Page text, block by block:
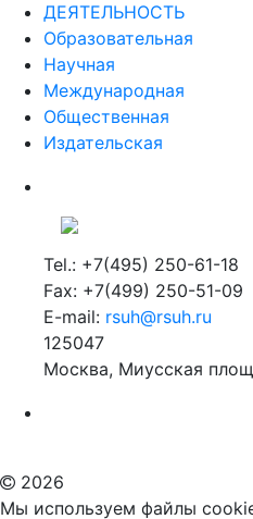
ДЕЯТЕЛЬНОСТЬ
Образовательная
Научная
Международная
Общественная
Издательская
Tel.: +7(495) 250-61-18
Fax: +7(499) 250-51-09
E-mail: rsuh@rsuh.ru
125047
Москва, Миусская
2026
Мы используем файлы